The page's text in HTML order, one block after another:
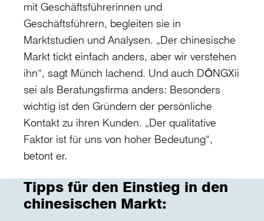
mit Geschäftsführerinnen und
Geschäftsführern, begleiten sie in
Marktstudien und Analysen. „Der chinesische
Markt tickt einfach anders, aber wir verstehen
ihn“, sagt Münch lachend. Und auch DŌNGXii
sei als Beratungsfirma anders: Besonders
wichtig ist den Gründern der persönliche
Kontakt zu ihren Kunden. „Der qualitative
Faktor ist für uns von hoher Bedeutung“,
betont er.
Tipps für den Einstieg in den
chinesischen Markt: